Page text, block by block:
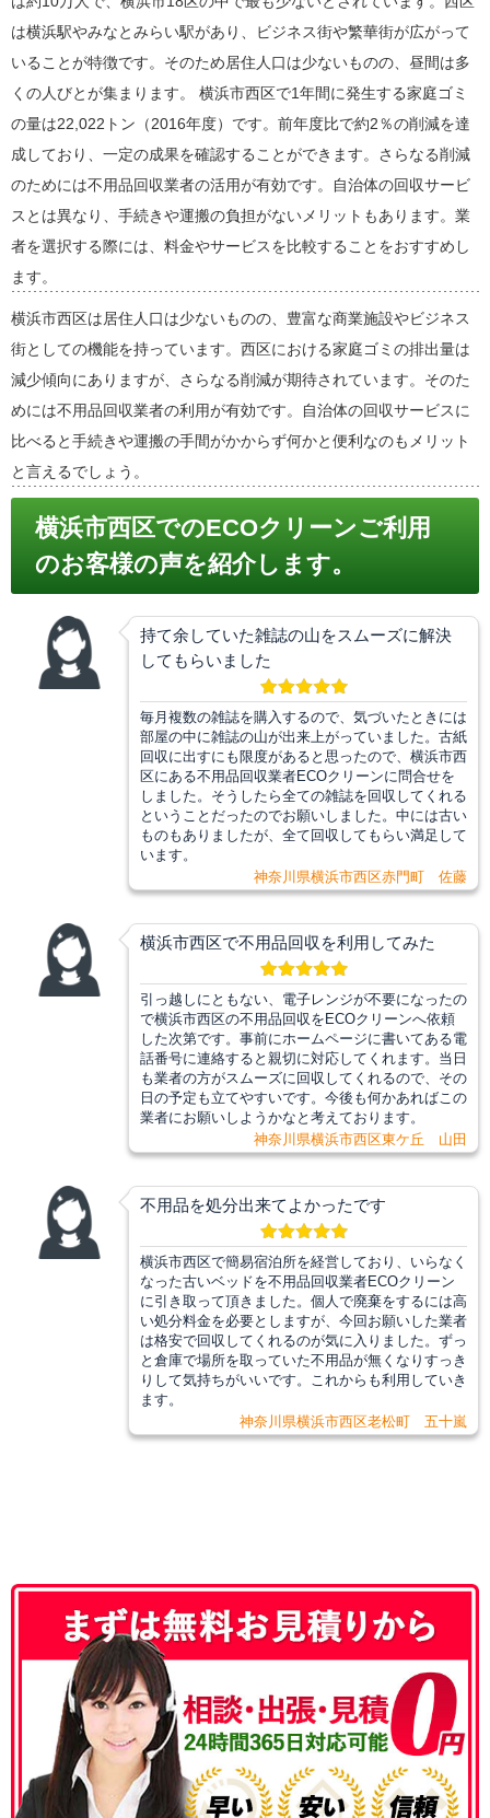
は横浜駅やみなとみらい駅があり、ビジネス街や繁華街が広がって
いることが特徴です。そのため居住人口は少ないものの、昼間は多
くの人びとが集まります。 横浜市西区で1年間に発生する家庭ゴミ
の量は22,022トン（2016年度）です。前年度比で約2％の削減を達
成しており、一定の成果を確認することができます。さらなる削減
のためには不用品回収業者の活用が有効です。自治体の回収サービ
スとは異なり、手続きや運搬の負担がないメリットもあります。業
者を選択する際には、料金やサービスを比較することをおすすめし
ます。
横浜市西区は居住人口は少ないものの、豊富な商業施設やビジネス
街としての機能を持っています。西区における家庭ゴミの排出量は
減少傾向にありますが、さらなる削減が期待されています。そのた
めには不用品回収業者の利用が有効です。自治体の回収サービスに
比べると手続きや運搬の手間がかからず何かと便利なのもメリット
と言えるでしょう。
横浜市西区でのECOクリーンご利用
のお客様の声を紹介します。
持て余していた雑誌の山をスムーズに解決
してもらいました
毎月複数の雑誌を購入するので、気づいたときには
部屋の中に雑誌の山が出来上がっていました。古紙
回収に出すにも限度があると思ったので、横浜市西
区にある不用品回収業者ECOクリーンに問合せを
しました。そうしたら全ての雑誌を回収してくれる
ということだったのでお願いしました。中には古い
ものもありましたが、全て回収してもらい満足して
います。
神奈川県横浜市西区赤門町 佐藤
横浜市西区で不用品回収を利用してみた
引っ越しにともない、電子レンジが不要になったの
で横浜市西区の不用品回収をECOクリーンへ依頼
した次第です。事前にホームページに書いてある電
話番号に連絡すると親切に対応してくれます。当日
も業者の方がスムーズに回収してくれるので、その
日の予定も立てやすいです。今後も何かあればこの
業者にお願いしようかなと考えております。
神奈川県横浜市西区東ケ丘 山田
不用品を処分出来てよかったです
横浜市西区で簡易宿泊所を経営しており、いらなく
なった古いベッドを不用品回収業者ECOクリーン
に引き取って頂きました。個人で廃棄をするには高
い処分料金を必要としますが、今回お願いした業者
は格安で回収してくれるのが気に入りました。ずっ
と倉庫で場所を取っていた不用品が無くなりすっき
りして気持ちがいいです。これからも利用していき
ます。
神奈川県横浜市西区老松町 五十嵐